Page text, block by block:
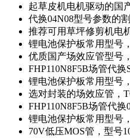
起草皮机电机驱动的国
代换04N08型号参数的
推荐可用草坪修剪机电
锂电池保护板常用型号
优质国产场效应管型号
FHP110N8F5B场管代
锂电池保护板常用型号
选对封装的场效应管，
FHP110N8F5B场管代
锂电池保护板常用型号
70V低压MOS管，型号